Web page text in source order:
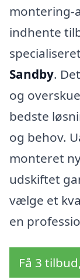
montering-
indhente
Sandby.
og
bedste
og behov.
monteret
udskiftet
vælge et
en
Få 3